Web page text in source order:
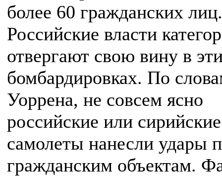
более 60 гражданских лиц.
Российские власти
отвергают свою вину в
бомбардировках. По
Уоррена, не совсем ясно
российские или сирийские
самолеты нанесли удары
гражданским объектам.